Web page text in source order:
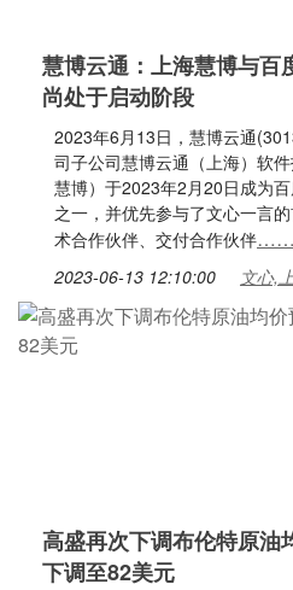
慧博云通：上海慧博与百
尚处于启动阶段
2023年6月13日，慧博云通
司子公司慧博云通（上海）软
慧博）于2023年2月20日成为
之一，并优先参与了文心一言
术合作伙伴、交付合作伙伴……
2023-06-13 12:10:00 文心,
高盛再次下调布伦特原油
下调至82美元